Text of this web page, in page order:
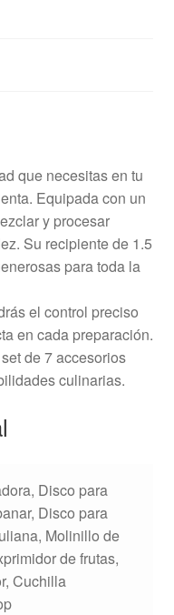
que necesitas en tu
Equipada con un
y procesar
Su recipiente de 1.5
para toda la
el control preciso
en cada preparación.
de 7 accesorios
culinarias.
Disco para
Disco para
Molinillo de
de frutas,
Cuchilla